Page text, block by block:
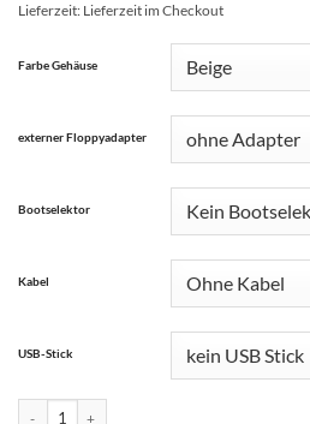
Lieferzeit: Lieferzeit im Checkout
Farbe Gehäuse
externer Floppyadapter
Bootselektor
Kabel
USB-Stick